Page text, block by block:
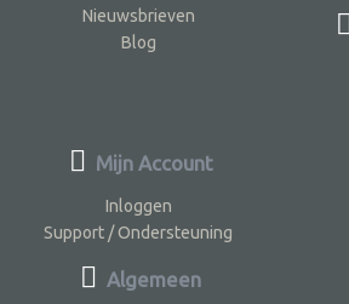
Nieuwsbrieven
Blog
Mijn Account
Inloggen
Support / Ondersteuning
Algemeen